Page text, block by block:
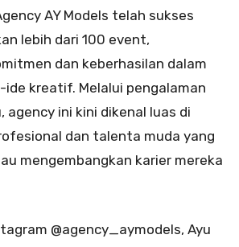
AY Models telah sukses
lebih dari 100 event,
dan keberhasilan dalam
kreatif. Melalui pengalaman
agency ini kini dikenal luas di
dan talenta muda yang
mengembangkan karier mereka
@agency_aymodels, Ayu